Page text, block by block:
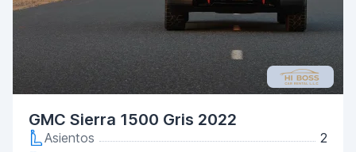
GMC Sierra 1500 Gris 2022
Asientos
2